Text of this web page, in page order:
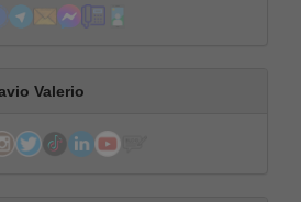
Valerio